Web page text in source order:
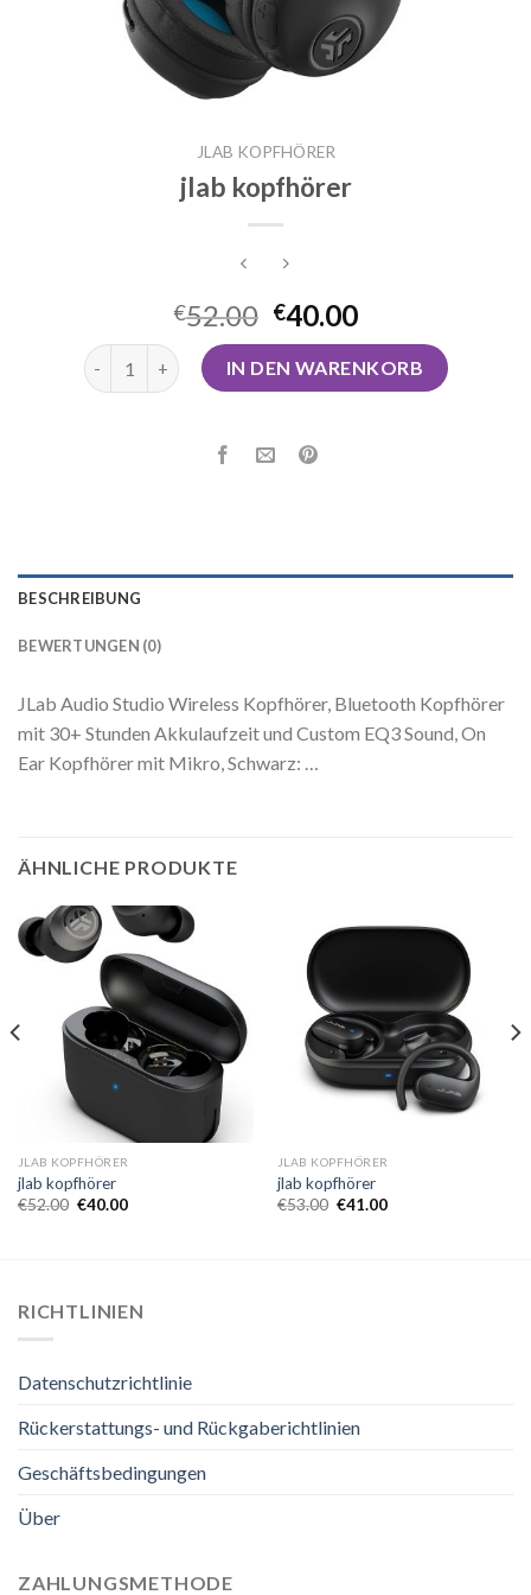
JLAB KOPFHÖRER
jlab kopfhörer
€52.00 €40.00
jlab kopfhörer MengeIN DEN WARENKORB
BESCHREIBUNG
BEWERTUNGEN (0)
JLab Audio Studio Wireless Kopfhörer, Bluetooth Kopfhörer
mit 30+ Stunden Akkulaufzeit und Custom EQ3 Sound, On
Ear Kopfhörer mit Mikro, Schwarz: …
ÄHNLICHE PRODUKTE
JLAB KOPFHÖRER
jlab kopfhörer
€52.00 €40.00
JLAB KOPFHÖRER
jlab kopfhörer
€53.00 €41.00
RICHTLINIEN
Datenschutzrichtlinie
Rückerstattungs- und Rückgaberichtlinien
Geschäftsbedingungen
Über
ZAHLUNGSMETHODE